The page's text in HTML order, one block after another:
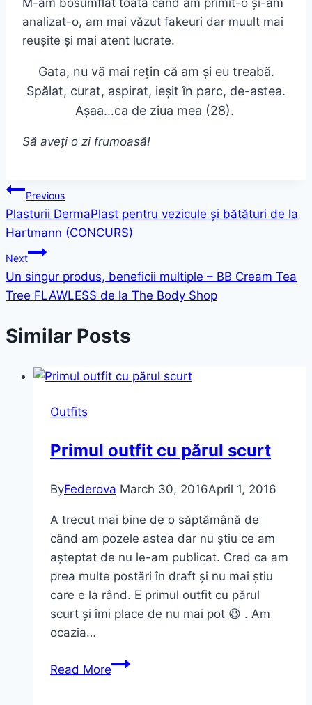
M-am bosumflat toată când am primit-o și-am
analizat-o, am mai văzut fakeuri dar muult mai
reușite și mai atent lucrate.
Gata, nu vă mai rețin că am și eu treabă.
Spălat, curat, aspirat, ieșit în parc, de-astea.
Așaa…ca de ziua mea (28).
Să aveți o zi frumoasă!
Post
navigation
Previous
Plasturii DermaPlast pentru vezicule și bătături de la
Hartmann (CONCURS)
Next
Un singur produs, beneficii multiple – BB Cream Tea
Tree FLAWLESS de la The Body Shop
Similar Posts
Outfits
Primul outfit cu părul scurt
ByFederova March 30, 2016April 1, 2016
A trecut mai bine de o săptămână de
când am pozele astea dar nu știu ce am
așteptat de nu le-am publicat. Cred ca am
prea multe postări în draft și nu mai știu
care e la rând. E primul outfit cu părul
scurt și îmi place de nu mai pot 😆 . Am
ocazia…
Read MorePrimul